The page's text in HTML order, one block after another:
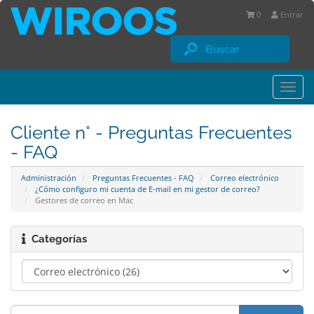
Entrar
0
Cliente n° - Preguntas Frecuentes
- FAQ
Administración Preguntas Frecuentes - FAQ
Correo electrónico
¿Cómo configuro mi cuenta de E-mail en mi gestor de correo?
Gestores de correo en Mac
Categorías